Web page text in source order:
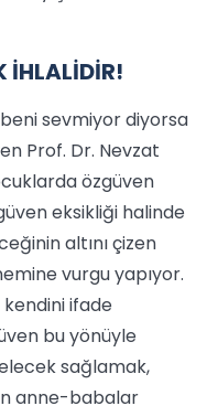
İHLALİDİR!
sevmiyor diyorsa
Prof. Dr. Nevzat
özgüven
eksikliği halinde
altını çizen
vurgu yapıyor.
kendini ifade
bu yönüyle
sağlamak,
anne-babalar